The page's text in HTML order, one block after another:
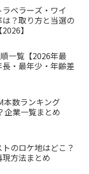
ベラーズ・ワイ
？取り方と当選の
】
一覧【2026年最
・最年少・年齢差
本数ランキング
企業一覧まとめ
のロケ地はどこ？
方法まとめ